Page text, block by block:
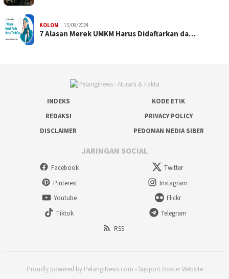
KOLOM 15/08/2024
7 Alasan Merek UMKM Harus Didaftarkan da…
INDEKS
KODE ETIK
REDAKSI
PRIVACY POLICY
DISCLAIMER
PEDOMAN MEDIA SIBER
JARINGAN SOCIAL
Facebook
Twitter
Pinterest
Instagram
Youtube
Flickr
Tiktok
Telegram
RSS
Proudly powered by PelangiNews.com - Support Dokter Website